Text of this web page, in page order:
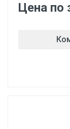
Цена по